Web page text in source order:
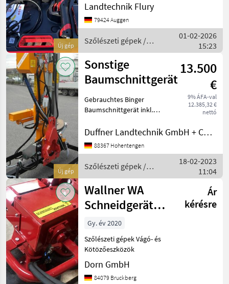
Új gép
V/3, 0 Ah/108 Wh Akku-
Laufzeit max. 8 h (abhängig
von Einsatz un
Landtechnik Flury
79424 Auggen
Szőlészeti gépek /
Infaco
01-02-2026
15:23
Új gép
Sonstige
Baumschnittgerät
13.500
€
9% ÁFA-val
12.385,32 €
nettó
Gebrauchtes Binger
Baumschnittgerät inkl.
Festanbau + Hubmast mit
Neigungsverstellung und
Steuerung über
Duffner Landtechnik GmbH + Co KG
88367 Hohentengen
Szőlészeti gépek /
Sonstige
18-02-2023
11:04
Wallner WA
Schneidgerät
Mega
Ár
kérésre
Gy. év 2020
Szőlészeti gépek Vágó- és
Kötözőeszközök
Dorn GmbH
84079 Bruckberg